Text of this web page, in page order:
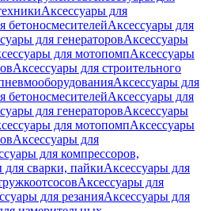
Аксессуары для
бетоносмесителейАксессуары для
для генераторовАксессуары
для мотопомпАксессуары
Аксессуары для строительного
Аксессуары для
бетоносмесителейАксессуары для
для генераторовАксессуары
для мотопомпАксессуары
Аксессуары для
для компрессоров,
для сварки, пайкиАксессуары для
Аксессуары для
для резанияАксессуары для